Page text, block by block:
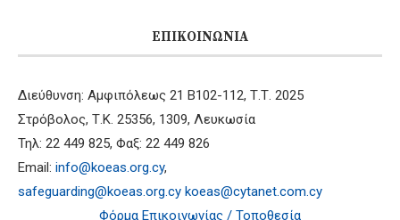
ΕΠΙΚΟΙΝΩΝΊΑ
Διεύθυνση: Αμφιπόλεως 21 B102-112, Τ.Τ. 2025
Στρόβολος, Τ.Κ. 25356, 1309, Λευκωσία
Τηλ: 22 449 825, Φαξ: 22 449 826
Email: info@koeas.org.cy,
safeguarding@koeas.org.cy koeas@cytanet.com.cy
Φόρμα Επικοινωνίας / Τοποθεσία